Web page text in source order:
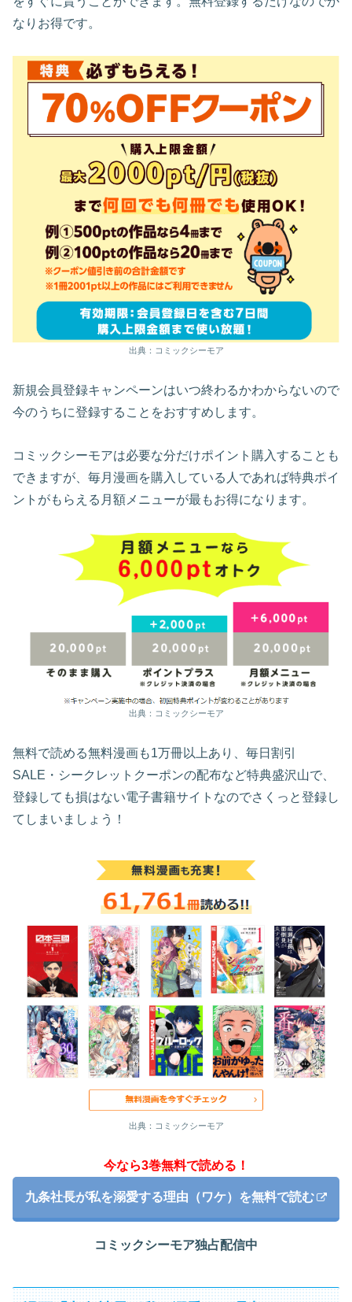
なりお得です。
出典：コミックシーモア
新規会員登録キャンペーンはいつ終わるかわからないので
今のうちに登録することをおすすめします。
コミックシーモアは必要な分だけポイント購入することも
できますが、毎月漫画を購入している人であれば特典ポイ
ントがもらえる月額メニューが最もお得になります。
出典：コミックシーモア
無料で読める無料漫画も1万冊以上あり、毎日割引
SALE・シークレットクーポンの配布など特典盛沢山で、
登録しても損はない電子書籍サイトなのでさくっと登録し
てしまいましょう！
出典：コミックシーモア
今なら3巻無料で読める！
九条社長が私を溺愛する理由（ワケ）を無料で読む
コミックシーモア独占配信中